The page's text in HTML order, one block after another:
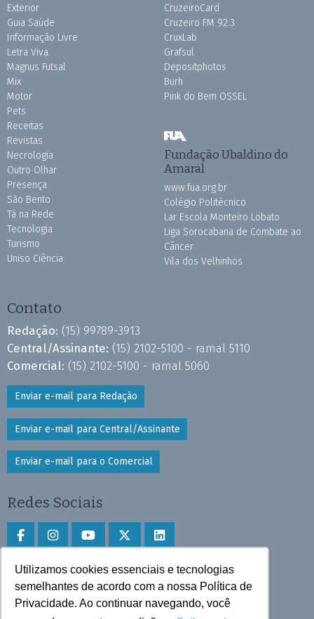
Utilizamos cookies essenciais e tecnologias
semelhantes de acordo com a nossa Política de
Privacidade. Ao continuar navegando, você
Exterior
Guia Saúde
Informação Livre
Letra Viva
Magnus Futsal
Mix
Motor
Pets
Receitas
Revistas
Necrologia
Outro Olhar
Presença
São Bento
Tá na Rede
Tecnologia
Turismo
Uniso Ciência
CruzeiroCard
Cruzeiro FM 92.3
CruxLab
Grafsul
Depositphotos
Burh
Pink do Bem OSSEL
Fundação Ubaldino do
Amaral
www.fua.org.br
Colégio Politécnico
Lar Escola Monteiro Lobato
Liga Sorocabana de Combate ao
Câncer
Vila dos Velhinhos
Contato
Redação: (15) 99789-3913
Central/Assinante: (15) 2102-5100 - ramal 5110
Comercial: (15) 2102-5100 - ramal 5060
Enviar e-mail para Redação
Enviar e-mail para Central/Assinante
Enviar e-mail para o Comercial
Redes Sociais
Faça download do aplicativo
Play Store e App Store